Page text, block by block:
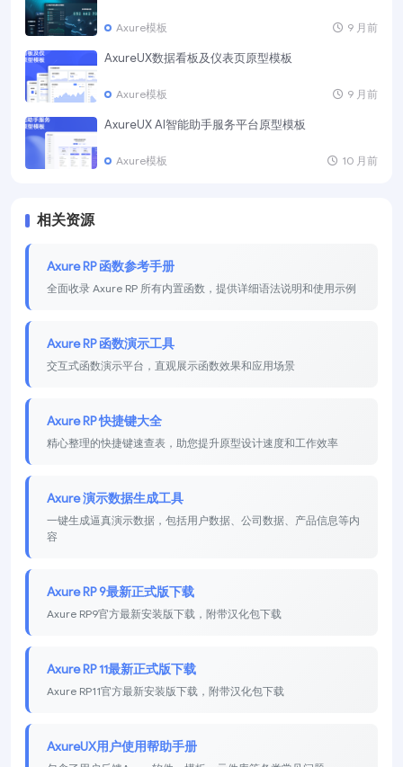
Axure模板 9 月前
AxureUX数据看板及仪表页原型模板
Axure模板 9 月前
AxureUX AI智能助手服务平台原型模板
Axure模板 10 月前
相关资源
Axure RP 函数参考手册
全面收录 Axure RP 所有内置函数，提供详细语法说明和使用示例
Axure RP 函数演示工具
交互式函数演示平台，直观展示函数效果和应用场景
Axure RP 快捷键大全
精心整理的快捷键速查表，助您提升原型设计速度和工作效率
Axure 演示数据生成工具
一键生成逼真演示数据，包括用户数据、公司数据、产品信息等内
容
Axure RP 9最新正式版下载
Axure RP9官方最新安装版下载，附带汉化包下载
Axure RP 11最新正式版下载
Axure RP11官方最新安装版下载，附带汉化包下载
AxureUX用户使用帮助手册